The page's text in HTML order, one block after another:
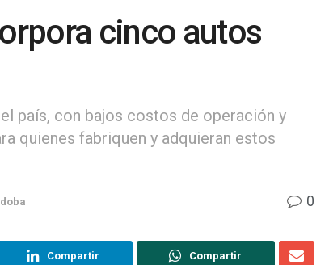
cinco autos
país, con bajos costos de operación y
quienes fabriquen y adquieran estos
0
Compartir Compartir